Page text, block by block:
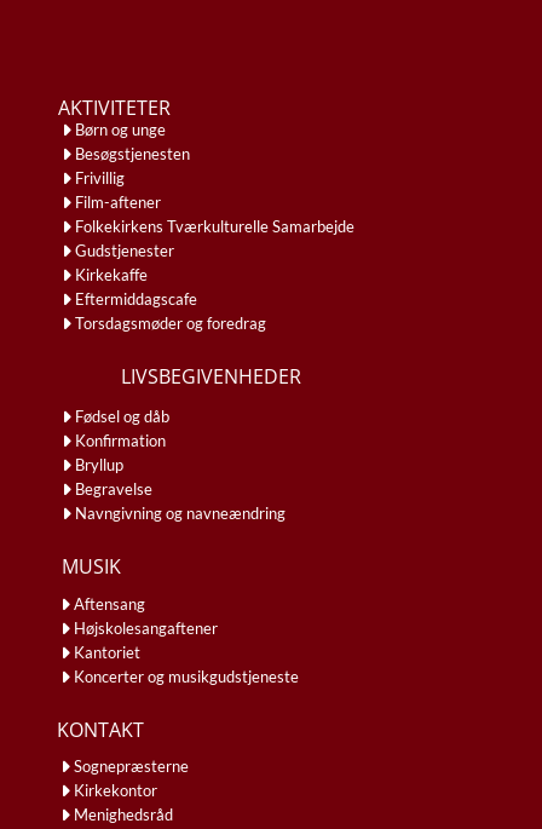
AKTIVITETER
Børn og unge
Besøgstjenesten
Frivillig
Film-aftener
Folkekirkens Tværkulturelle Samarbejde
Gudstjenester
Kirkekaffe
Eftermiddagscafe
Torsdagsmøder og foredrag
LIVSBEGIVENHEDER
Fødsel og dåb
Konfirmation
Bryllup
Begravelse
Navngivning og navneændring
MUSIK
Aftensang
Højskolesangaftener
Kantoriet
Koncerter og musikgudstjeneste
KONTAKT
Sognepræsterne
Kirkekontor
Menighedsråd